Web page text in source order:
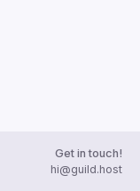
Get in touch!
hi@guild.host